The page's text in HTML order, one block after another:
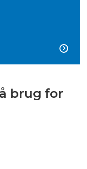

brug for